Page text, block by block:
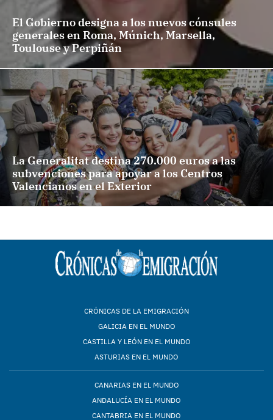
El Gobierno designa a los nuevos cónsules
generales en Roma, Múnich, Marsella,
Toulouse y Perpiñán
La Generalitat destina 270.000 euros a las
subvenciones para apoyar a los Centros
Valencianos en el Exterior
CRÓNICAS DE LA EMIGRACIÓN
GALICIA EN EL MUNDO
CASTILLA Y LEÓN EN EL MUNDO
ASTURIAS EN EL MUNDO
CANARIAS EN EL MUNDO
ANDALUCÍA EN EL MUNDO
CANTABRIA EN EL MUNDO